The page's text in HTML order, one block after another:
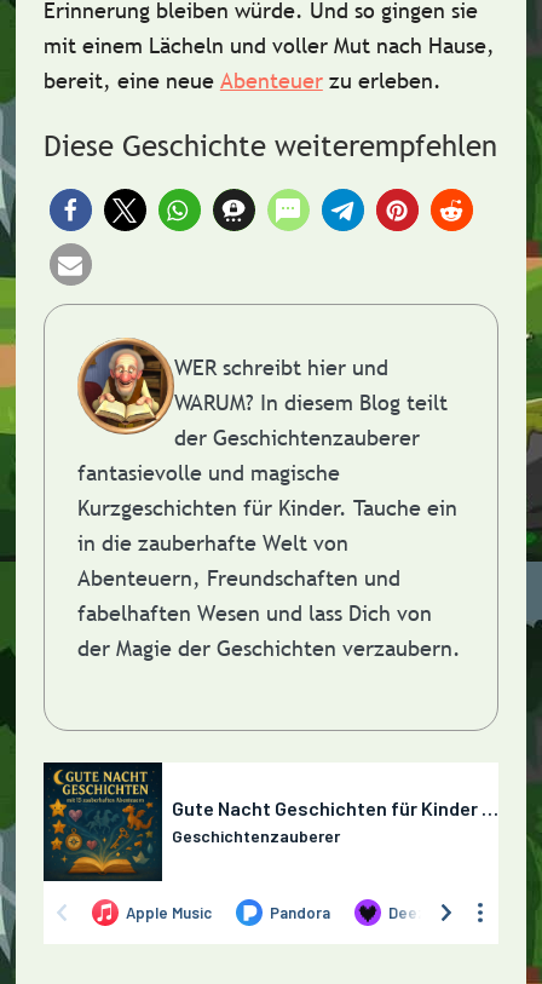
Erinnerung bleiben würde. Und so gingen sie
mit einem Lächeln und voller Mutnach Hause,
bereit, eine neue Abenteuerzu erleben.
Diese Geschichte weiterempfehlen
WER schreibt hier und
WARUM? In diesem Blog teilt
der Geschichtenzauberer
fantasievolle und magische
Kurzgeschichten für Kinder. Tauche ein
in die zauberhafte Welt von
Abenteuern, Freundschaften und
fabelhaften Wesen und lass Dich von
der Magie der Geschichten verzaubern.